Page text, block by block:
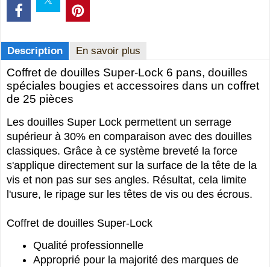
Description En savoir plus
Coffret de douilles Super-Lock 6 pans, douilles
spéciales bougies et accessoires dans un coffret
de 25 pièces
Les douilles Super Lock permettent un serrage
supérieur à 30% en comparaison avec des douilles
classiques. Grâce à ce système breveté la force
s'applique directement sur la surface de la tête de la
vis et non pas sur ses angles. Résultat, cela limite
l'usure, le ripage sur les têtes de vis ou des écrous.
Coffret de douilles Super-Lock
Qualité professionnelle
Approprié pour la majorité des marques de